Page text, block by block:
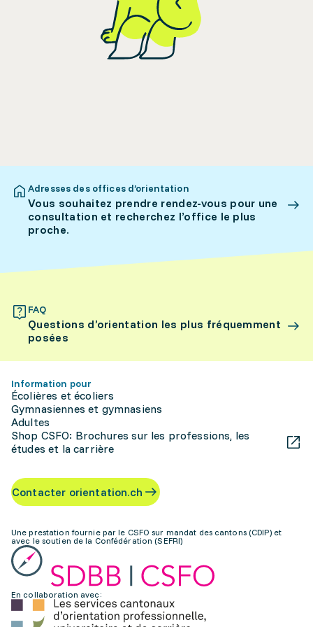
Adresses des offices d’orientation
Vous souhaitez prendre rendez-vous pour une
consultation et recherchez l’office le plus
proche.
FAQ
Questions d’orientation les plus fréquemment
posées
Information pour
Écolières et écoliers
Gymnasiennes et gymnasiens
Adultes
Shop CSFO: Brochures sur les professions, les
études et la carrière
Contacter orientation.ch
Une prestation fournie par le CSFO sur mandat des cantons (CDIP) et
avec le soutien de la Confédération (SEFRI)
En collaboration avec: